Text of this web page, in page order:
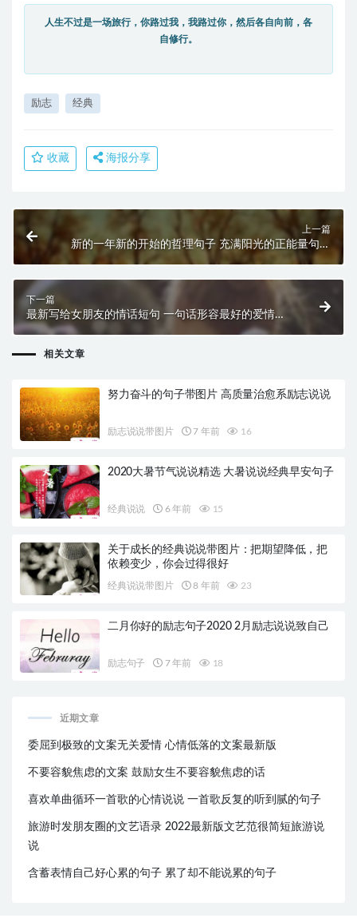
人生不过是一场旅行，你路过我，我路过你，然后各自向前，各
自修行。
励志 经典
收藏 海报分享
上一篇
新的一年新的开始的哲理句子 充满阳光的正能量句子
下一篇
最新写给女朋友的情话短句 一句话形容最好的爱情说
说2019
相关文章
努力奋斗的句子带图片 高质量治愈系励志说说
励志说说带图片 7 年前 16
2020大暑节气说说精选 大暑说说经典早安句子
经典说说 6 年前 15
关于成长的经典说说带图片：把期望降低，把
依赖变少，你会过得很好
经典说说带图片 8 年前 23
二月你好的励志句子2020 2月励志说说致自己
励志句子 7 年前 18
近期文章
委屈到极致的文案无关爱情 心情低落的文案最新版
不要容貌焦虑的文案 鼓励女生不要容貌焦虑的话
喜欢单曲循环一首歌的心情说说 一首歌反复的听到腻的句子
旅游时发朋友圈的文艺语录 2022最新版文艺范很简短旅游说
说
含蓄表情自己好心累的句子 累了却不能说累的句子